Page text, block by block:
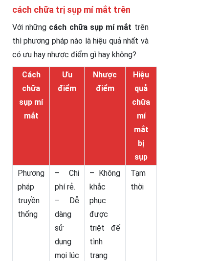
cách chữa trị sụp mí mắt trên
Với những cách chữa sụp mí mắt trên
thì phương pháp nào là hiệu quả nhất và
có ưu hay nhược điểm gì hay không?
Cách
chữa
sụp mí
mắt
Ưu
điểm
Nhược
điểm
Hiệu
quả
chữa
mí
mắt
bị
sụp
Phương
pháp
truyền
thống
– Chi
phí rẻ.
– Dễ
dàng
sử
dụng
mọi lúc
– Không
khắc
phục
được
triệt để
tình
trạng
Tạm
thời